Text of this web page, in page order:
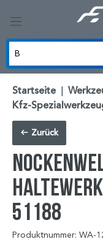
Startseite |
Kfz-
Zurück
51188
Produktnummer: WA-